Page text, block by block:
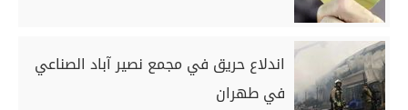
اندلاع حريق في مجمع نصير آباد الصناعي
في طهران